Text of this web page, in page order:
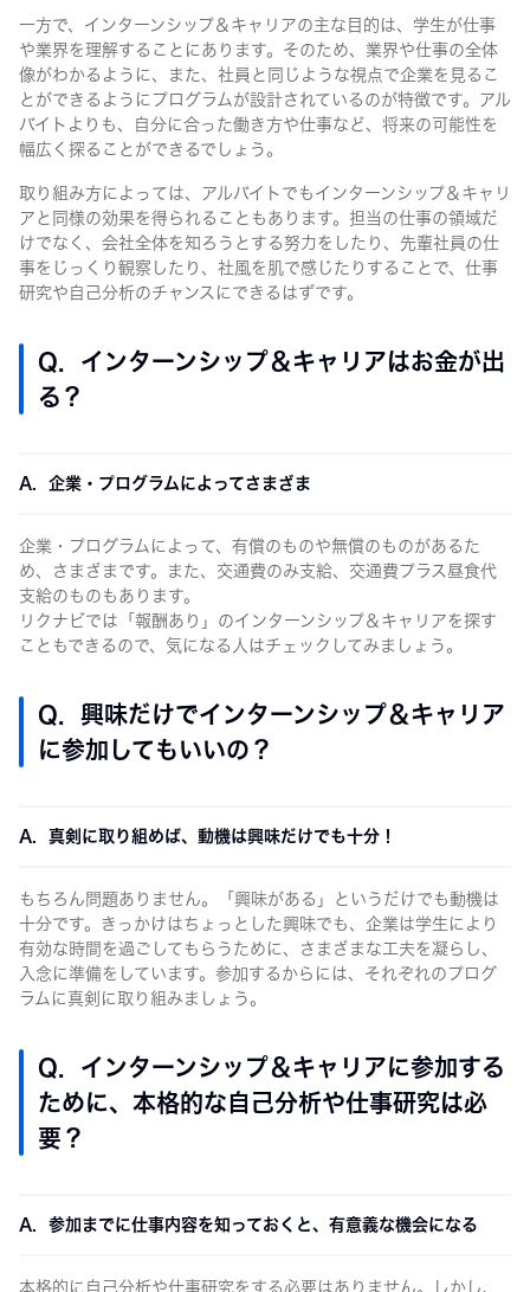
一方で、インターンシップ＆キャリアの主な目的は、学生が仕事
や業界を理解することにあります。そのため、業界や仕事の全体
像がわかるように、また、社員と同じような視点で企業を見るこ
とができるようにプログラムが設計されているのが特徴です。アル
バイトよりも、自分に合った働き方や仕事など、将来の可能性を
幅広く探ることができるでしょう。
取り組み方によっては、アルバイトでもインターンシップ＆キャリ
アと同様の効果を得られることもあります。担当の仕事の領域だ
けでなく、会社全体を知ろうとする努力をしたり、先輩社員の仕
事をじっくり観察したり、社風を肌で感じたりすることで、仕事
研究や自己分析のチャンスにできるはずです。
Q. インターンシップ＆キャリアはお金が出
る？
A. 企業・プログラムによってさまざま
企業・プログラムによって、有償のものや無償のものがあるた
め、さまざまです。また、交通費のみ支給、交通費プラス昼食代
支給のものもあります。
リクナビでは「報酬あり」のインターンシップ＆キャリアを探す
こともできるので、気になる人はチェックしてみましょう。
Q. 興味だけでインターンシップ＆キャリア
に参加してもいいの？
A. 真剣に取り組めば、動機は興味だけでも十分！
もちろん問題ありません。「興味がある」というだけでも動機は
十分です。きっかけはちょっとした興味でも、企業は学生により
有効な時間を過ごしてもらうために、さまざまな工夫を凝らし、
入念に準備をしています。参加するからには、それぞれのプログ
ラムに真剣に取り組みましょう。
Q. インターンシップ＆キャリアに参加する
ために、本格的な自己分析や仕事研究は必
要？
A. 参加までに仕事内容を知っておくと、有意義な機会になる
本格的に自己分析や仕事研究をする必要はありません。しかし、